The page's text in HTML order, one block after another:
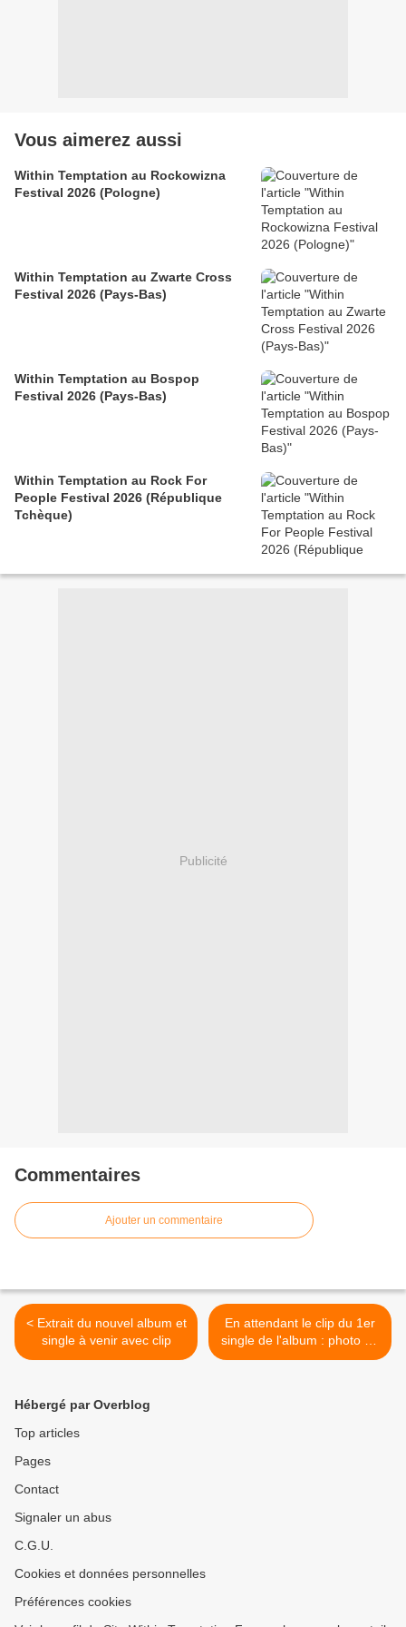
Vous aimerez aussi
Within Temptation au Rockowizna
Festival 2026 (Pologne)
Within Temptation au Zwarte Cross
Festival 2026 (Pays-Bas)
Within Temptation au Bospop
Festival 2026 (Pays-Bas)
Within Temptation au Rock For
People Festival 2026 (République
Tchèque)
Publicité
Commentaires
Ajouter un commentaire
< Extrait du nouvel album et
single à venir avec clip
En attendant le clip du 1er
single de l'album : photo 01
>
Hébergé par Overblog
Top articles
Pages
Contact
Signaler un abus
C.G.U.
Cookies et données personnelles
Préférences cookies